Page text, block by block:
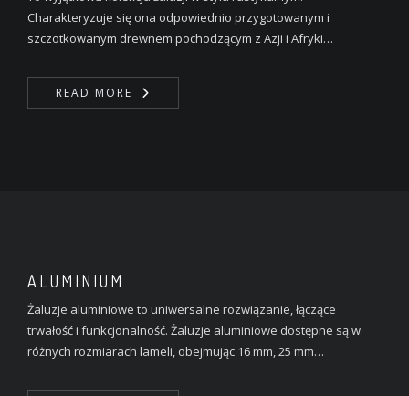
Charakteryzuje się ona odpowiednio przygotowanym i
szczotkowanym drewnem pochodzącym z Azji i Afryki…
READ MORE
ALUMINIUM
Żaluzje aluminiowe to uniwersalne rozwiązanie, łączące
trwałość i funkcjonalność. Żaluzje aluminiowe dostępne są w
różnych rozmiarach lameli, obejmując 16 mm, 25 mm…